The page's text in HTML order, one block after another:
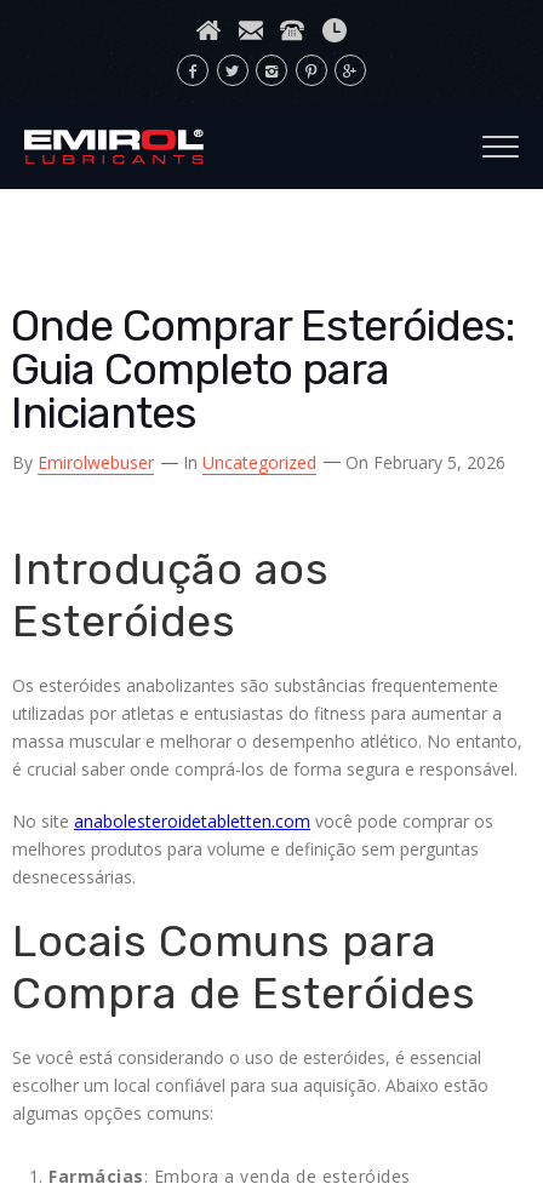
Onde Comprar Esteróides:
Guia Completo para
Iniciantes
By Emirolwebuser In Uncategorized On February 5, 2026
Introdução aos
Esteróides
Os esteróides anabolizantes são substâncias frequentemente
utilizadas por atletas e entusiastas do fitness para aumentar a
massa muscular e melhorar o desempenho atlético. No entanto,
é crucial saber onde comprá-los de forma segura e responsável.
No site anabolesteroidetabletten.com você pode comprar os
melhores produtos para volume e definição sem perguntas
desnecessárias.
Locais Comuns para
Compra de Esteróides
Se você está considerando o uso de esteróides, é essencial
escolher um local confiável para sua aquisição. Abaixo estão
algumas opções comuns:
Farmácias: Embora a venda de esteróides